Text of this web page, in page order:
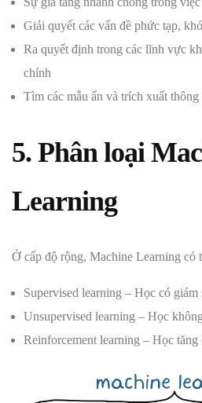
Giải quyết các vấn đề phức tạp,
Ra quyết định trong các lĩnh vực
chính
Tìm các mẫu ẩn và trích xuất
5. Phân loại
Learning
Ở cấp độ rộng, Machine Learning có
Supervised learning – Học có giám
Unsupervised learning – Học
Reinforcement learning – Học tăng